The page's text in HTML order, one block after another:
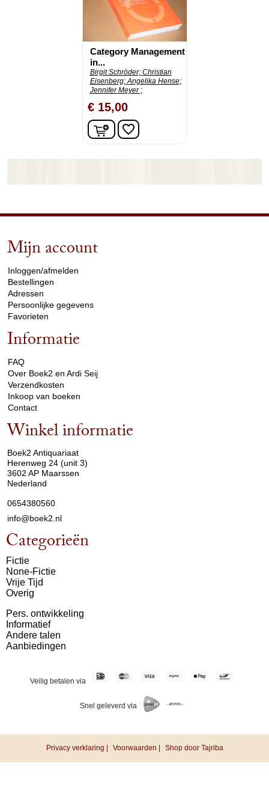
Category Management
in...
Birgit Schröder; Christian
Eisenberg; Angelika Hense;
Jennifer Meyer ;
€ 15,00
In winkelwagen
favorite_border
Mijn account
Inloggen/afmelden
Bestellingen
Adressen
Persoonlijke gegevens
Favorieten
Informatie
FAQ
Over Boek2 en Ardi Seij
Verzendkosten
Inkoop van boeken
Contact
Winkel informatie
Boek2 Antiquariaat
Herenweg 24 (unit 3)
3602 AP Maarssen
Nederland
0654380560
info@boek2.nl
Categorieën
Fictie
None-Fictie
Vrije Tijd
Overig
Pers. ontwikkeling
Informatief
Andere talen
Aanbiedingen
Veilig betalen via
Snel geleverd via
Privacy verklaring | Voorwaarden | Shop door Tajriba